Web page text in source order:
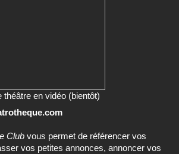
théâtre en vidéo (bientôt)
Club vous permet de référencer vos
vos petites annonces, annoncer vos